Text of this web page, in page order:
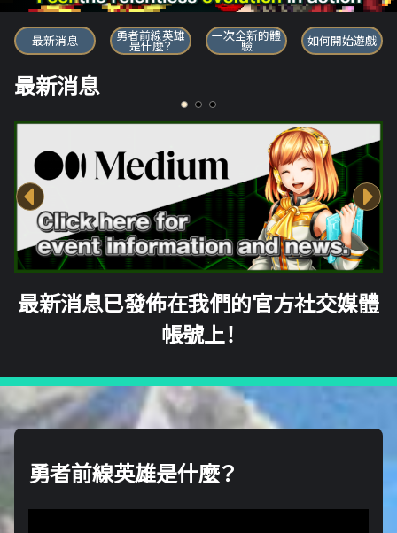
勇者前線英雄
最新消息 勇者前線英雄
是什麼？
一次全新的體
驗 如何開始遊戲
最新消息
最新消息已發佈在我們的官方社交媒體
帳號上！
勇者前線英雄是什麼？